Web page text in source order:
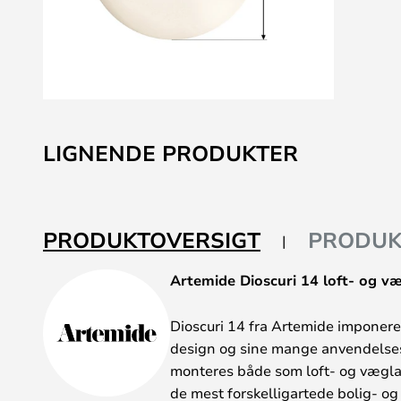
til
starten
LIGNENDE PRODUKTER
PRODUKTOVERSIGT
Artemide Dioscuri 14 loft- og
Dioscuri 14 fra Artemide
design og sine mange
monteres både som loft- og
de mest forskelligartede bolig-